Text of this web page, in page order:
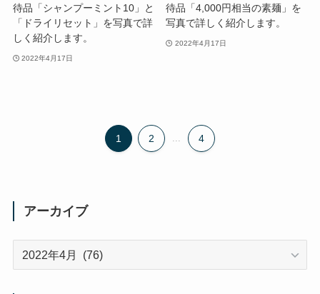
待品「シャンプーミント10」と
「ドライリセット」を写真で詳
しく紹介します。
2022年4月17日
待品「4,000円相当の素麺」を
写真で詳しく紹介します。
2022年4月17日
1 2 ... 4
アーカイブ